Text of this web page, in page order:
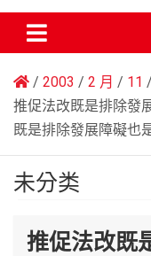
2003 2 月
11
推促法改既是排除發
既是排除發展障礙也
未分类
推促法改既